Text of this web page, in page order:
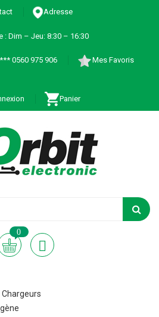
Adresse
: Dim – Jeu: 8:30 – 16:30
0560 975 906 Mes Favoris
Panier
0
Chargeurs